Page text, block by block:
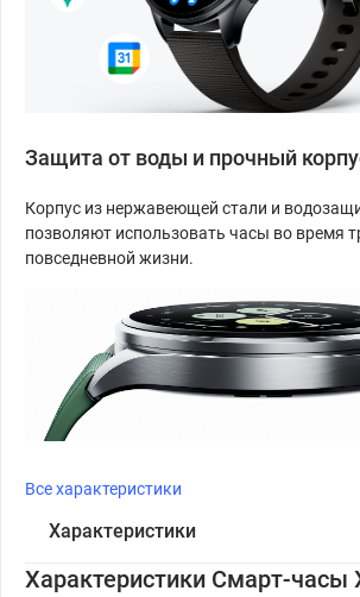
Защита от воды и прочный
Корпус из нержавеющей стали и
позволяют использовать часы во время
повседневной жизни.
Все характеристики
Характеристики
Характеристики Смарт-часы